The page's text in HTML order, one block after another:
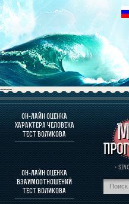
----
ОН-ЛАЙН ОЦЕНКА
ХАРАКТЕРА ЧЕЛОВЕКА
ТЕСТ ВОЛИКОВА
ОН-ЛАЙН ОЦЕНКА
ВЗАИМООТНОШЕНИЙ
ТЕСТ ВОЛИКОВА
·
О
ОЦЕНКА
ОЦЕНКА ХАРАКТЕРА
О
ПРОГНОЗЫ